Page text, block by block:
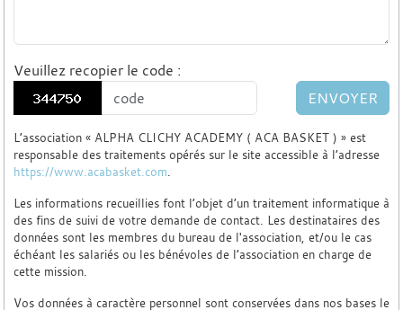
Veuillez recopier le code :
ENVOYER
L’association « ALPHA CLICHY ACADEMY ( ACA BASKET ) » est
responsable des traitements opérés sur le site accessible à l’adresse
https://www.acabasket.com.
Les informations recueillies font l’objet d’un traitement informatique à
des fins de suivi de votre demande de contact. Les destinataires des
données sont les membres du bureau de l'association, et/ou le cas
échéant les salariés ou les bénévoles de l’association en charge de
cette mission.
Vos données à caractère personnel sont conservées dans nos bases le